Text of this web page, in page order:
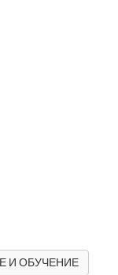
И ОБУЧЕНИЕ